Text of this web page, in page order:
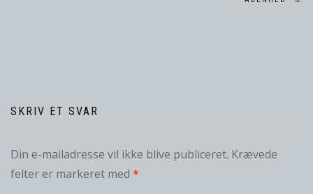
SKRIV ET SVAR
Din e-mailadresse vil ikke blive publiceret. Krævede
felter er markeret med *